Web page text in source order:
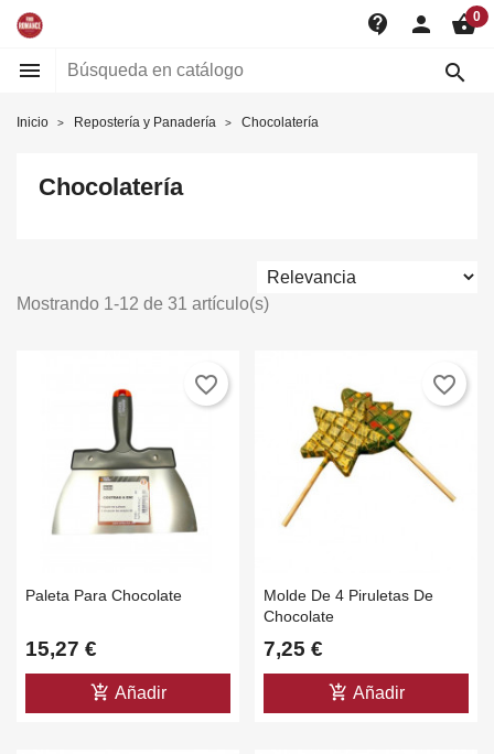
contact_support person shopping_basket0
 
Inicio Repostería y Panadería Chocolatería
Chocolatería
Mostrando 1-12 de 31 artículo(s)
Paleta Para Chocolate
15,27 €
add_shopping_cart Añadir
favorite_border
Molde De 4 Piruletas De
Chocolate
7,25 €
add_shopping_cart Añadir
favorite_border